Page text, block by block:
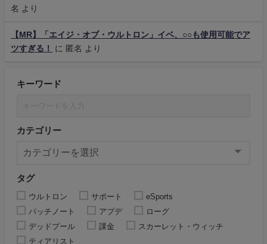
名 より
【MR】「エイジ・オブ・ウルトロン」イベ、○○も使用可能でア
ツすぎる！
に 匿名 より
キーワード
カテゴリー
タグ
ウルトロン サポート
eSports
パッチノート
アプデ
ローグ
デッドプール
課金
スカーレット・ウィッチ
ティアリスト